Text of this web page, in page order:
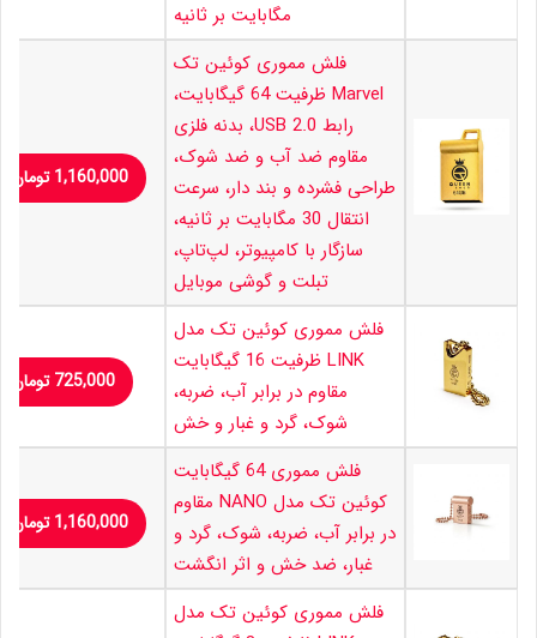
مگابایت بر ثانیه
فلش مموری کوئین تک
Marvel ظرفیت 64 گیگابایت،
رابط USB 2.0، بدنه فلزی
مقاوم ضد آب و ضد شوک،
طراحی فشرده و بند دار، سرعت
انتقال 30 مگابایت بر ثانیه،
سازگار با کامپیوتر، لپ‌تاپ،
تبلت و گوشی موبایل
1,160,000 تومان
فلش مموری کوئین تک مدل
LINK ظرفیت 16 گیگابایت
مقاوم در برابر آب، ضربه،
شوک، گرد و غبار و خش
725,000 تومان
فلش مموری 64 گیگابایت
کوئین تک مدل NANO مقاوم
در برابر آب، ضربه، شوک، گرد و
غبار، ضد خش و اثر انگشت
1,160,000 تومان
فلش مموری کوئین تک مدل